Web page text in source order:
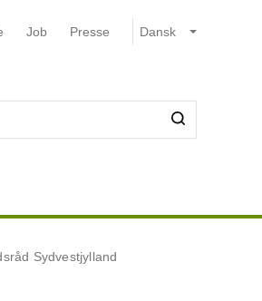
Job Presse
Sydvestjylland